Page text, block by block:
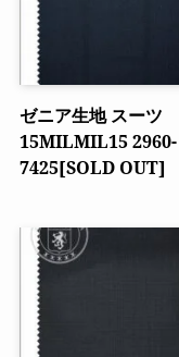
ゼニア生地 スーツ
15MILMIL15 2960-
7425[SOLD OUT]